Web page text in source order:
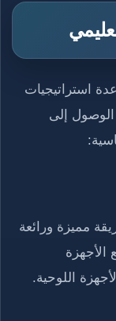
استراتيجيات
إلى
مميزة ورائعة
الأجهزة
اللوحية.